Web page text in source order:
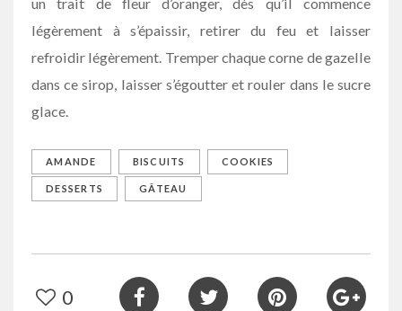
un trait de fleur d’oranger, dès qu’il commence
légèrement à s’épaissir, retirer du feu et laisser
refroidir légèrement. Tremper chaque corne de gazelle
dans ce sirop, laisser s’égoutter et rouler dans le sucre
glace.
AMANDE BISCUITS COOKIES
DESSERTS GÂTEAU
0